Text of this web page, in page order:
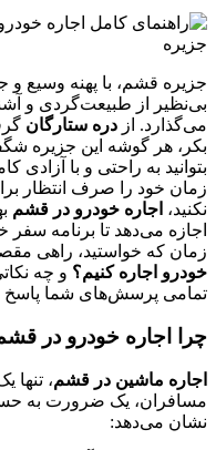
جزیره قشم، با پهنه وسیع و
بی‌نظیر از طبیعت‌گردی و
می‌گذارد. از دره ستارگان
بکر، هر گوشه این جزیره
بتوانید به راحتی و با آزادی
زمان خود را صرف انتظار
نکنید، اجاره خودرو در قشم
اجازه می‌دهد تا برنامه
زمان که خواستید، راهی
خودرو اجاره کنیم؟ و چه
تمامی پرسش‌های شما پاسخ
چرا اجاره خودرو در
اجاره ماشین در قشم، تنها
مسافران، یک ضرورت به
نشان می‌دهد: